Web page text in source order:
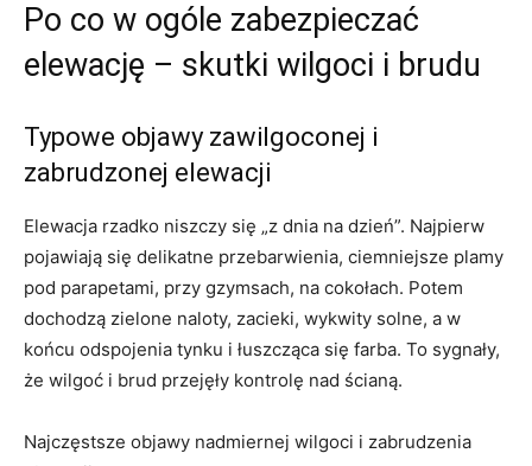
Po co w ogóle zabezpieczać
elewację – skutki wilgoci i brudu
Typowe objawy zawilgoconej i
zabrudzonej elewacji
Elewacja rzadko niszczy się „z dnia na dzień”. Najpierw
pojawiają się delikatne przebarwienia, ciemniejsze plamy
pod parapetami, przy gzymsach, na cokołach. Potem
dochodzą zielone naloty, zacieki, wykwity solne, a w
końcu odspojenia tynku i łuszcząca się farba. To sygnały,
że wilgoć i brud przejęły kontrolę nad ścianą.
Najczęstsze objawy nadmiernej wilgoci i zabrudzenia